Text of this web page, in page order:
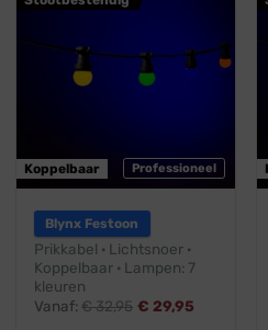
Professioneel
Koppelbaar
Blynx Festoon
Prikkabel · Lichtsnoer ·
Koppelbaar · Lampen: 7
kleuren
Vanaf:€32,95 € 29,95